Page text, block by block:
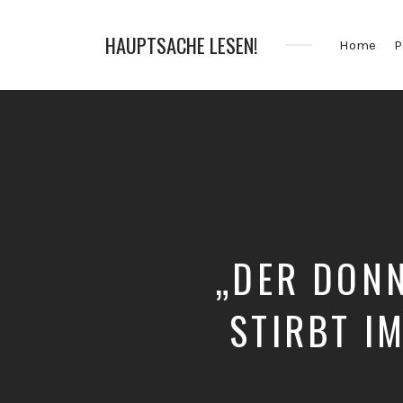
HAUPTSACHE LESEN! Home
„DER
STIRBT